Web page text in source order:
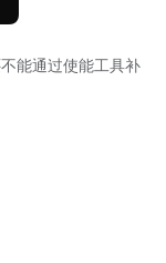
能通过使能工具补